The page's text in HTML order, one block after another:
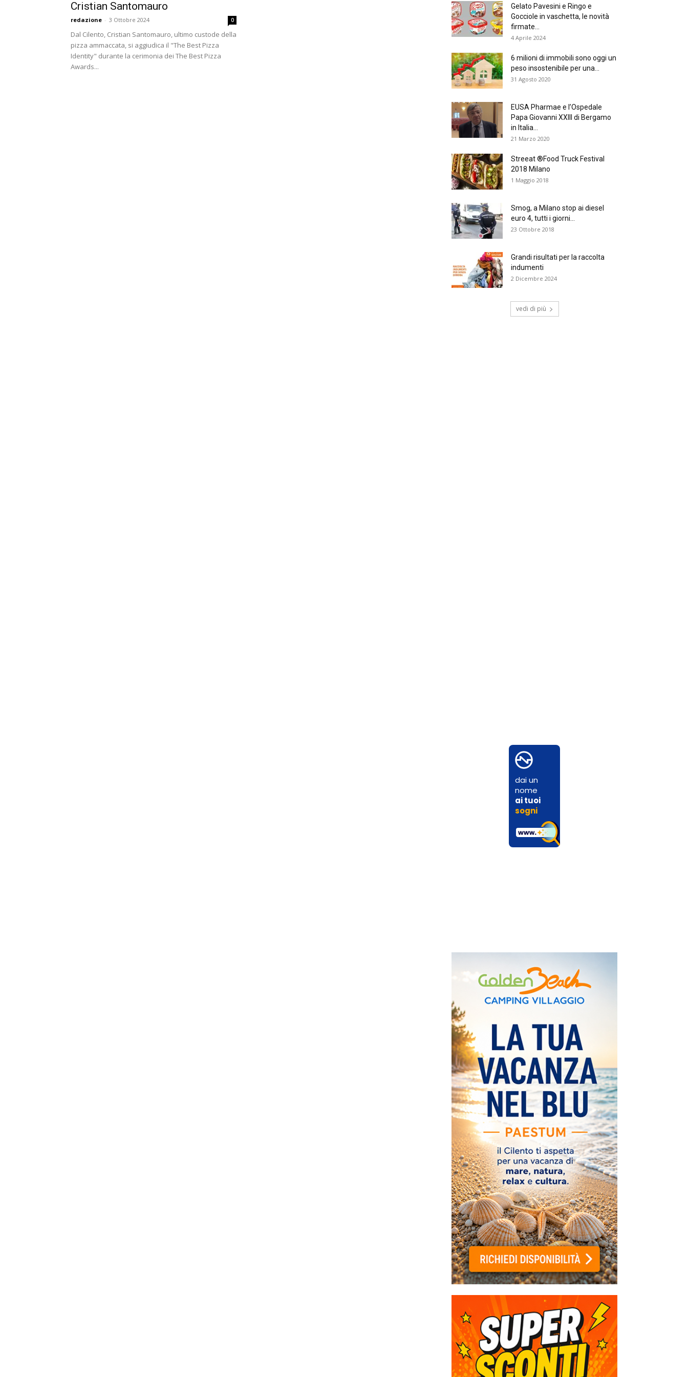
Cristian Santomauro
redazione - 3 Ottobre 2024 0
Dal Cilento, Cristian Santomauro, ultimo custode della
pizza ammaccata, si aggiudica il "The Best Pizza
Identity" durante la cerimonia dei The Best Pizza
Awards...
Gelato Pavesini e Ringo e
Gocciole in vaschetta, le novità
firmate...
4 Aprile 2024
6 milioni di immobili sono oggi un
peso insostenibile per una...
31 Agosto 2020
EUSA Pharmae e l’Ospedale
Papa Giovanni XXIII di Bergamo
in Italia...
21 Marzo 2020
Streeat ®Food Truck Festival
2018 Milano
1 Maggio 2018
Smog, a Milano stop ai diesel
euro 4, tutti i giorni...
23 Ottobre 2018
Grandi risultati per la raccolta
indumenti
2 Dicembre 2024
vedi di più